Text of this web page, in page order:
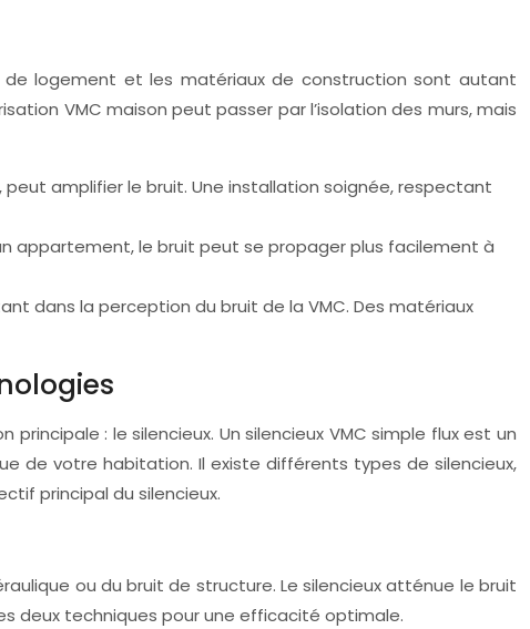
de logement et les matériaux de construction sont autant
VMC maison peut passer par l’isolation des murs, mais
amplifier le bruit. Une installation soignée, respectant
appartement, le bruit peut se propager plus facilement à
dans la perception du bruit de la VMC. Des matériaux
: le silencieux. Un silencieux VMC simple flux est un
de votre habitation. Il existe différents types de silencieux,
principal du silencieux.
ou du bruit de structure. Le silencieux atténue le bruit
deux techniques pour une efficacité optimale.